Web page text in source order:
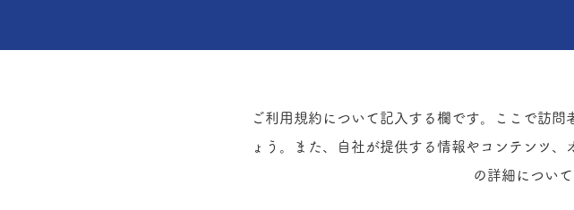
ご利用規約について記入する欄です。ここで訪
ょう。また、自社が提供する情報やコンテンツ
の詳細につい